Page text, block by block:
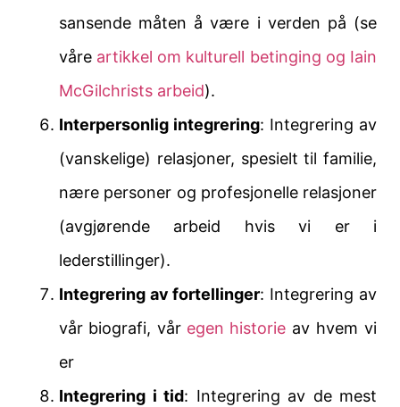
sansende måten å være i verden på (se
våre artikkel om kulturell betinging og Iain
McGilchrists arbeid).
Interpersonlig integrering: Integrering av
(vanskelige) relasjoner, spesielt til familie,
nære personer og profesjonelle relasjoner
(avgjørende arbeid hvis vi er i
lederstillinger).
Integrering av fortellinger: Integrering av
vår biografi, vår egen historie av hvem vi
er
Integrering i tid: Integrering av de mest